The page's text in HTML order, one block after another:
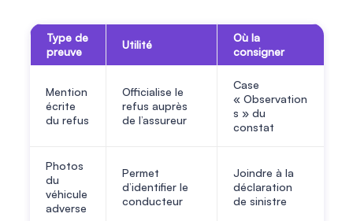
Type de
preuve
Utilité
Où la
consigner
Mention
écrite
du refus
Officialise le
refus auprès
de l’assureur
Case
« Observation
s » du
constat
Photos
du
véhicule
adverse
Permet
d’identifier le
conducteur
Joindre à la
déclaration
de sinistre